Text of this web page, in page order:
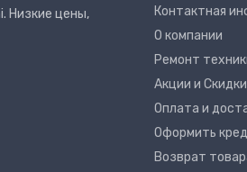
Низкие цены,
Контактная
О компании
Ремонт
Акции и Скидки
Оплата и
Оформить
Возврат